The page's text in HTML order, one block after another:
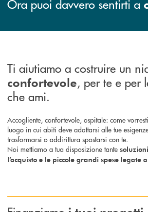
Ora puoi davvero sentirti a
Ti aiutiamo a costruire un
confortevole, per te e per
che ami.
Accogliente, confortevole, ospitale: come
luogo in cui abiti deve adattarsi alle tue
trasformarsi o addirittura spostarsi con te.
Noi mettiamo a tua disposizione tante
l’acquisto e le piccole grandi spese legate